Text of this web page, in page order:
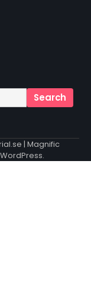
| Magnific
WordPress.